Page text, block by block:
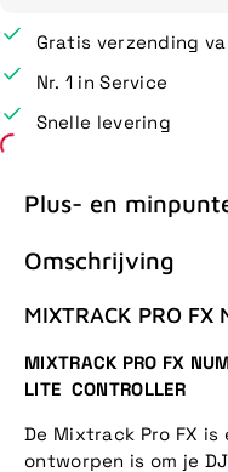
Gratis verzending
Nr. 1 in Service
Snelle levering
Plus- en
Omschrijving
MIXTRACK PRO FX
MIXTRACK PRO FX
LITE CONTROLLER
De Mixtrack Pro FX
ontworpen is om je